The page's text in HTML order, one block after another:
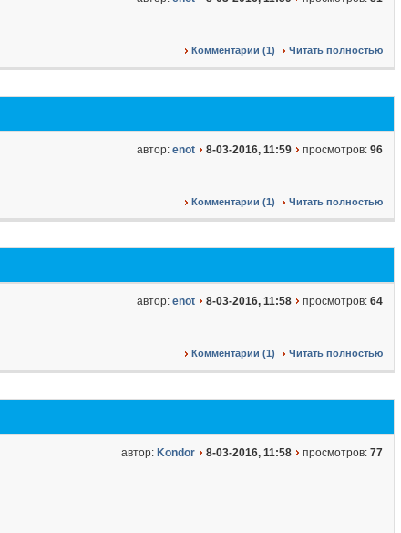
Комментарии (1) Читать полностью
автор: enot 8-03-2016, 11:59 просмотров: 96
Комментарии (1) Читать полностью
автор: enot 8-03-2016, 11:58 просмотров: 64
Комментарии (1) Читать полностью
автор: Kondor 8-03-2016, 11:58 просмотров: 77